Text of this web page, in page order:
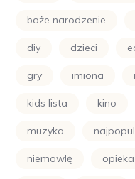
boże narodzenie
diy dzieci
gry imiona
kids lista kino
muzyka
niemowlę opieka